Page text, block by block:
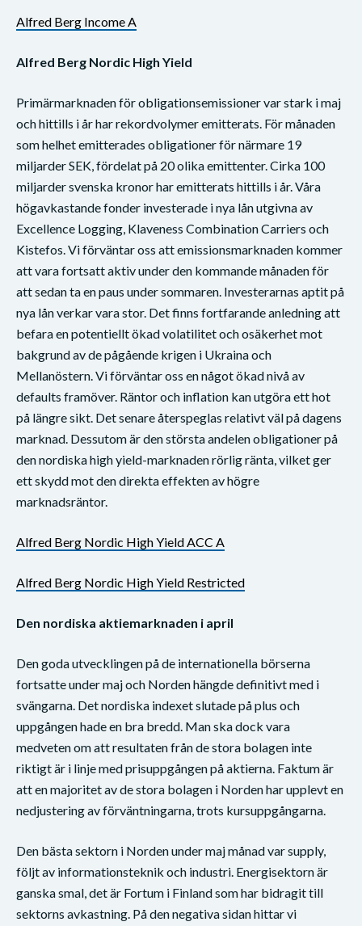
Alfred Berg Income A
Alfred Berg Nordic High Yield
Primärmarknaden för obligationsemissioner var stark i maj
och hittills i år har rekordvolymer emitterats. För månaden
som helhet emitterades obligationer för närmare 19
miljarder SEK, fördelat på 20 olika emittenter. Cirka 100
miljarder svenska kronor har emitterats hittills i år. Våra
högavkastande fonder investerade i nya lån utgivna av
Excellence Logging, Klaveness Combination Carriers och
Kistefos. Vi förväntar oss att emissionsmarknaden kommer
att vara fortsatt aktiv under den kommande månaden för
att sedan ta en paus under sommaren. Investerarnas aptit på
nya lån verkar vara stor. Det finns fortfarande anledning att
befara en potentiellt ökad volatilitet och osäkerhet mot
bakgrund av de pågående krigen i Ukraina och
Mellanöstern. Vi förväntar oss en något ökad nivå av
defaults framöver. Räntor och inflation kan utgöra ett hot
på längre sikt. Det senare återspeglas relativt väl på dagens
marknad. Dessutom är den största andelen obligationer på
den nordiska high yield-marknaden rörlig ränta, vilket ger
ett skydd mot den direkta effekten av högre
marknadsräntor.
Alfred Berg Nordic High Yield ACC A
Alfred Berg Nordic High Yield Restricted
Den nordiska aktiemarknaden i april
Den goda utvecklingen på de internationella börserna
fortsatte under maj och Norden hängde definitivt med i
svängarna. Det nordiska indexet slutade på plus och
uppgången hade en bra bredd. Man ska dock vara
medveten om att resultaten från de stora bolagen inte
riktigt är i linje med prisuppgången på aktierna. Faktum är
att en majoritet av de stora bolagen i Norden har upplevt en
nedjustering av förväntningarna, trots kursuppgångarna.
Den bästa sektorn i Norden under maj månad var supply,
följt av informationsteknik och industri. Energisektorn är
ganska smal, det är Fortum i Finland som har bidragit till
sektorns avkastning. På den negativa sidan hittar vi